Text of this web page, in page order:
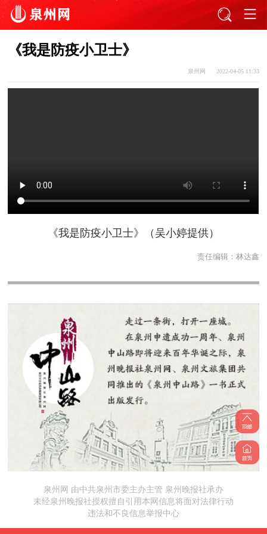
《我是防疫小卫士》
泉州网 2022-04-05 11:33
《我是防疫小卫士》（吴小婷提供）
责任编辑： 林达鑫
泉州网 由中共泉州市委主办主管 泉州晚报社承办
未经泉州晚报社授权擅自引用本网信息将面对法律行动
违法和不良信息举报中心